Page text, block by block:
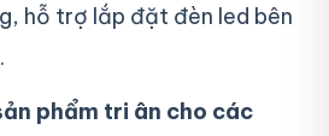
hỗ trợ lắp đặt đèn led bên
phẩm tri ân cho các